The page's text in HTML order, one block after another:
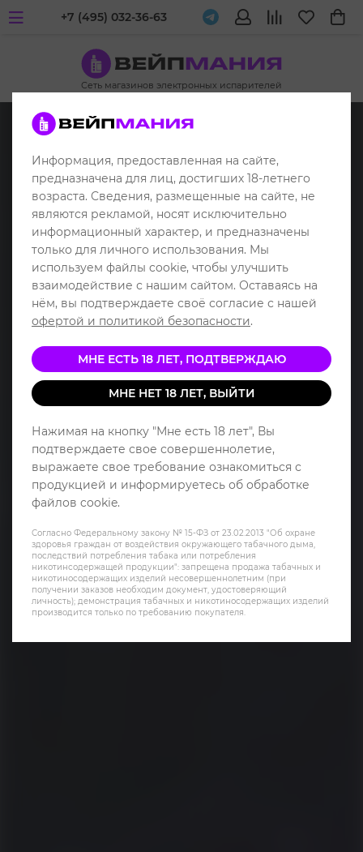
Сеть магазинов электронных испарителей
+7 (495) 032-36-63
Информация, предоставленная на сайте,
предназначена для лиц, достигших 18-летнего
возраста. Сведения, размещенные на сайте, не
являются рекламой, носят исключительно
информационный характер, и предназначены
только для личного использования. Мы
используем файлы cookie, чтобы улучшить
взаимодействие с нашим сайтом. Оставаясь на
нём, вы подтверждаете своё согласие с нашей
офертой и политикой безопасности.
МНЕ ЕСТЬ 18 ЛЕТ, ПОДТВЕРЖДАЮ
МНЕ НЕТ 18 ЛЕТ, ВЫЙТИ
Нажимая на кнопку "Мне есть 18 лет", Вы
подтверждаете свое совершеннолетие,
выражаете свое требование ознакомиться с
продукцией и информируетесь об обработке
файлов cookie.
Согласно Федеральному закону № 15-ФЗ от 23.02.2013 "Об охране
здоровья граждан от воздействия окружающего табачного дыма,
последствий потребления табака или потребления
никотинсодержащей продукции": запрещена продажа табачных и
никотиносодержащих изделий несовершеннолетним (при
получении заказов необходим документ, удостоверяющий
личность); демонстрация табачных и никотиносодержащих изделий
производится только по требованию покупателя.